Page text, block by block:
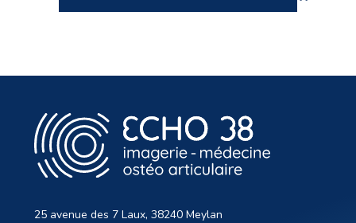
25 avenue des 7 Laux, 38240 Meylan